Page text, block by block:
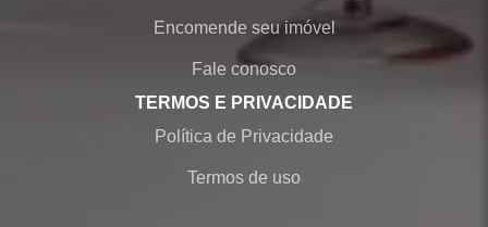
Encomende seu imóvel
Fale conosco
TERMOS E PRIVACIDADE
Política de Privacidade
Termos de uso